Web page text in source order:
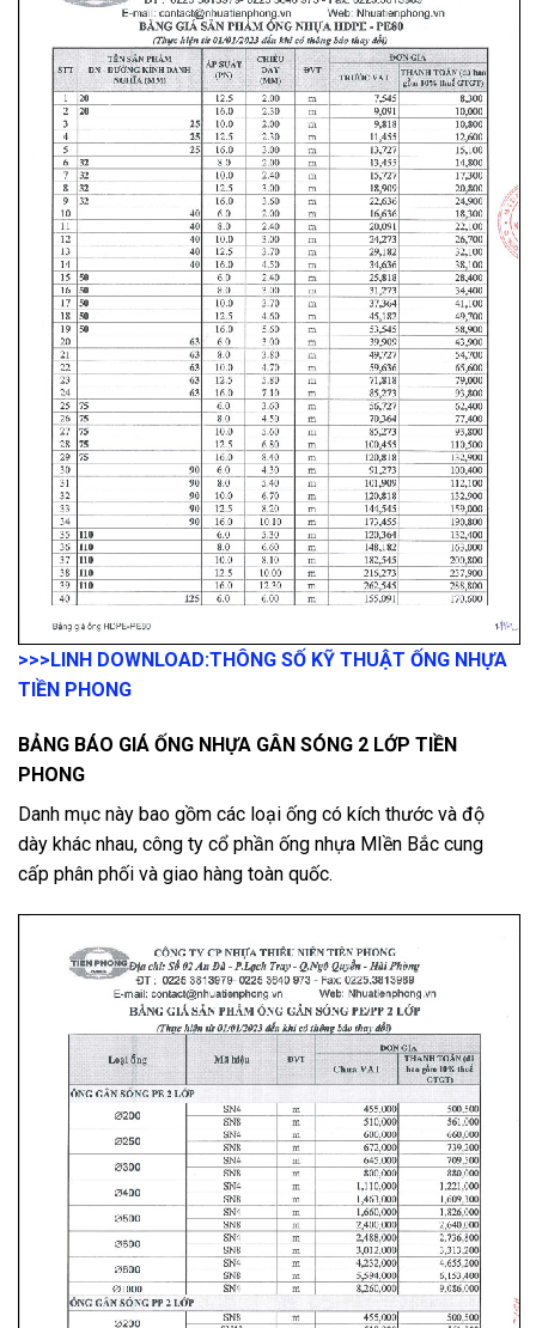
>>>LINH DOWNLOAD:THÔNG SỐ KỸ THUẬT ỐNG NHỰA
TIỀN PHONG
BẢNG BÁO GIÁ ỐNG NHỰA GÂN SÓNG 2 LỚP TIỀN
PHONG
Danh mục này bao gồm các loại ống có kích thước và độ
dày khác nhau, công ty cổ phần ống nhựa MIền Bắc cung
cấp phân phối và giao hàng toàn quốc.